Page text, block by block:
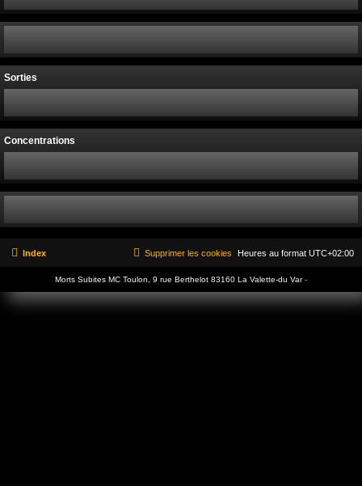
Sorties
Concentrations
Index Heures au format UTC+02:00
Supprimer les cookies
Morts Subites MC Toulon, 9 rue Berthelot 83160 La Valette-du Var-